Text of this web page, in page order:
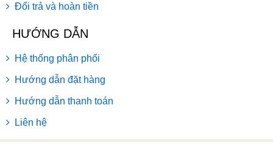
Đổi trả và hoàn tiền
HƯỚNG DẪN
Hệ thống phân phối
Hướng dẫn đặt hàng
Hướng dẫn thanh toán
Liên hệ